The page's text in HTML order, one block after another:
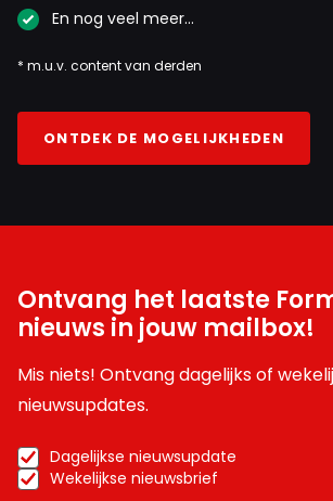
En nog veel meer…
* m.u.v. content van derden
ONTDEK DE MOGELIJKHEDEN
Ontvang het laatste
nieuws in jouw mailbox!
Mis niets! Ontvang dagelijks of
nieuwsupdates.
Dagelijkse nieuwsupdate
Wekelijkse nieuwsbrief